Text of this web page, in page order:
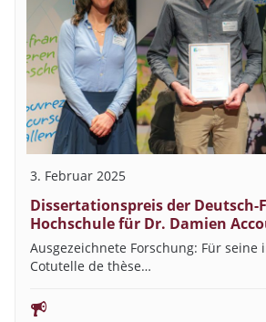
3. Februar 2025
Dissertationspreis der Deutsch-
Hochschule für Dr. Damien
Ausgezeichnete Forschung: Für seine
Cotutelle de thèse…